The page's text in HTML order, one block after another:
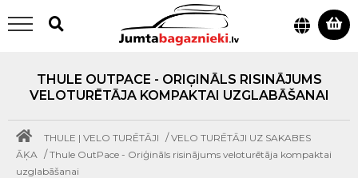
THULE OUTPACE - ORIĢINĀLS RISINĀJUMS
VELOTURĒTĀJA KOMPAKTAI UZGLABĀŠANAI
THULE | VELO TURĒTĀJI /VELO TURĒTĀJI UZ SAKABES
ĀĶA /Thule OutPace - Oriģināls risinājums veloturētāja kompaktai
uzglabāšanai